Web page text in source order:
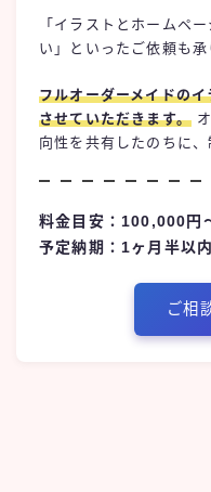
「イラストとホームペ
い」といったご依頼も承
フルオーダーメイドの
させていただきます。
向性を共有したのちに、
料金目安：100,000円
予定納期：1ヶ月半以内
ご相